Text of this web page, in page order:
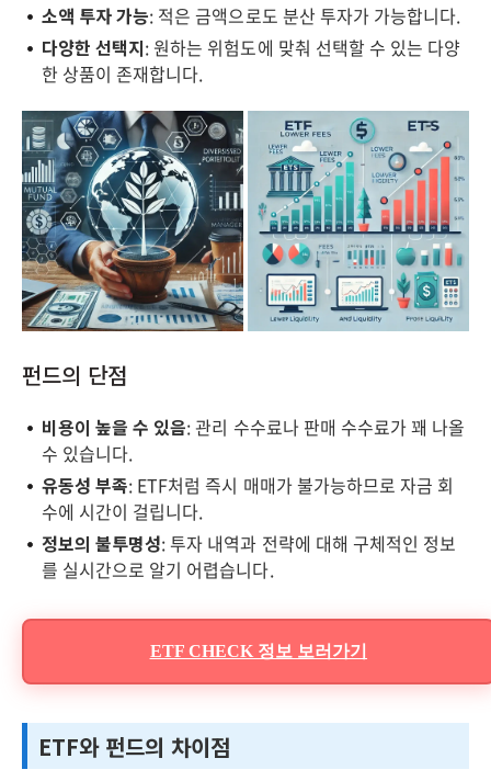
소액 투자 가능: 적은 금액으로도 분산 투자가 가능합니다.
다양한 선택지: 원하는 위험도에 맞춰 선택할 수 있는 다양
한 상품이 존재합니다.
펀드의 단점
비용이 높을 수 있음: 관리 수수료나 판매 수수료가 꽤 나올
수 있습니다.
유동성 부족: ETF처럼 즉시 매매가 불가능하므로 자금 회
수에 시간이 걸립니다.
정보의 불투명성: 투자 내역과 전략에 대해 구체적인 정보
를 실시간으로 알기 어렵습니다.
ETF CHECK 정보 보러가기
ETF와 펀드의 차이점